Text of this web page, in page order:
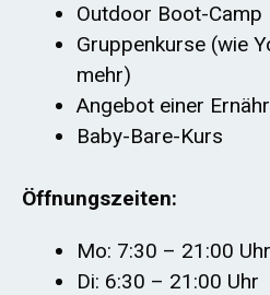
Outdoor Boot-Camp
Gruppenkurse (wie
mehr)
Angebot einer
Baby-Bare-Kurs
Öffnungszeiten:
Mo: 7:30 – 21:00 Uhr
Di: 6:30 – 21:00 Uhr